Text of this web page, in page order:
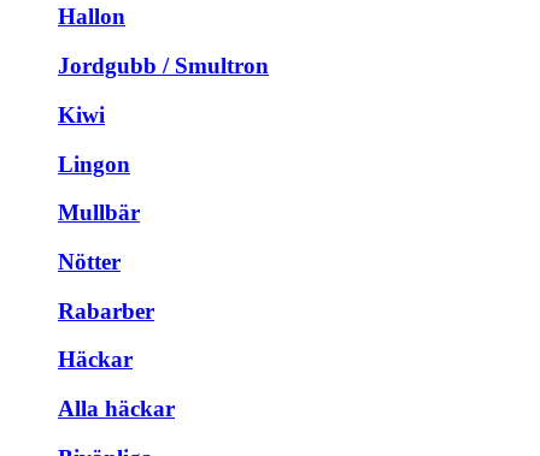
Hallon
Jordgubb / Smultron
Kiwi
Lingon
Mullbär
Nötter
Rabarber
Häckar
Alla häckar